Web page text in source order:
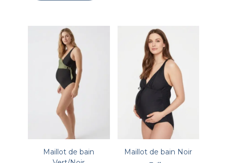
Maillot de bain
Maillot de bain Noir